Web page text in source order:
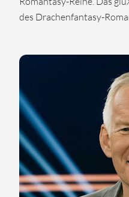
des Drachenfantasy-